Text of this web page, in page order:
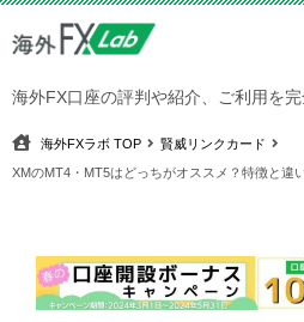
海外FX口座の評判や紹介、ご利用を完
海外FXラボ TOP
賢威リンクカード
XMのMT4・MT5はどっちがオススメ？特徴と違